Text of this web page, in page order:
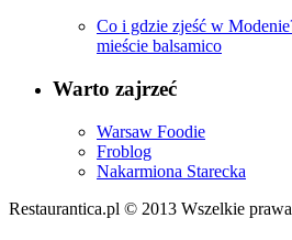
Co i gdzie zjeść w
mieście balsamico
Warto zajrzeć
Warsaw Foodie
Froblog
Nakarmiona Starecka
Restaurantica.pl © 2013 Wszelkie